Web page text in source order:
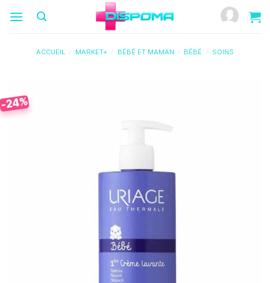
ACCUEIL / MARKET+ / BÉBÉ ET MAMAN / BÉBÉ / SOINS
-24%